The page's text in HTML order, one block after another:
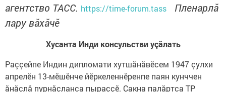
агентство ТАСС. https://time-forum.tass
Пленарлă
лару вăхăчӗ
Хусанта Инди консульстви уçăлать
Раççейпе Индин дипломати хутшăнăвӗсем 1947 çулхи
апрелӗн 13-мӗшӗнче йӗркеленнӗренпе паян кунччен
ăнăçлă пурнăçланса пыраççӗ. Çакна палăртса ТР